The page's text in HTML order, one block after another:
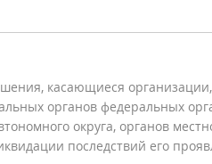
касающиеся
органов федеральных
округа, органов
последствий его